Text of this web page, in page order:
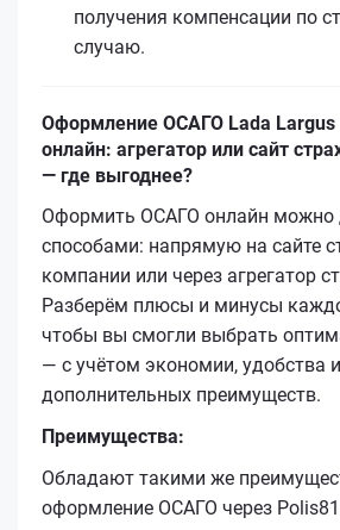
получения компенсации по
случаю.
Оформление ОСАГО Lada Largus
онлайн: агрегатор или сайт
— где выгоднее?
Оформить ОСАГО онлайн можно
способами: напрямую на сайте
компании или через агрегатор
Разберём плюсы и минусы
чтобы вы смогли выбрать
— с учётом экономии, удобства и
дополнительных преимуществ.
Преимущества:
Обладают такими же
оформление ОСАГО через